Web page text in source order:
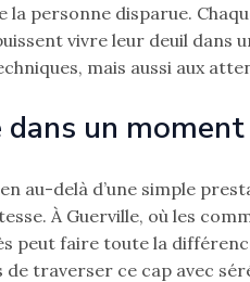
personne disparue.
vivre leur deuil dans
mais aussi aux
dans un
au-delà d’une simple
À Guerville, où les
peut faire toute la
traverser ce cap avec